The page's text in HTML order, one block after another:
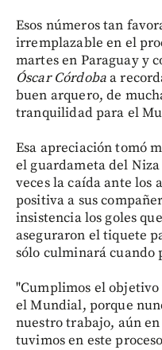
Esos números tan
irremplazable en el
martes en Paraguay y
Óscar Córdobaa
buen arquero, de
tranquilidad para el
Esa apreciación tomó
el guardameta del
veces la caída ante los
positiva a sus
insistencia los goles
aseguraron el tiquete
sólo culminará cuando
"Cumplimos el
el Mundial, porque
nuestro trabajo, aún
tuvimos en este